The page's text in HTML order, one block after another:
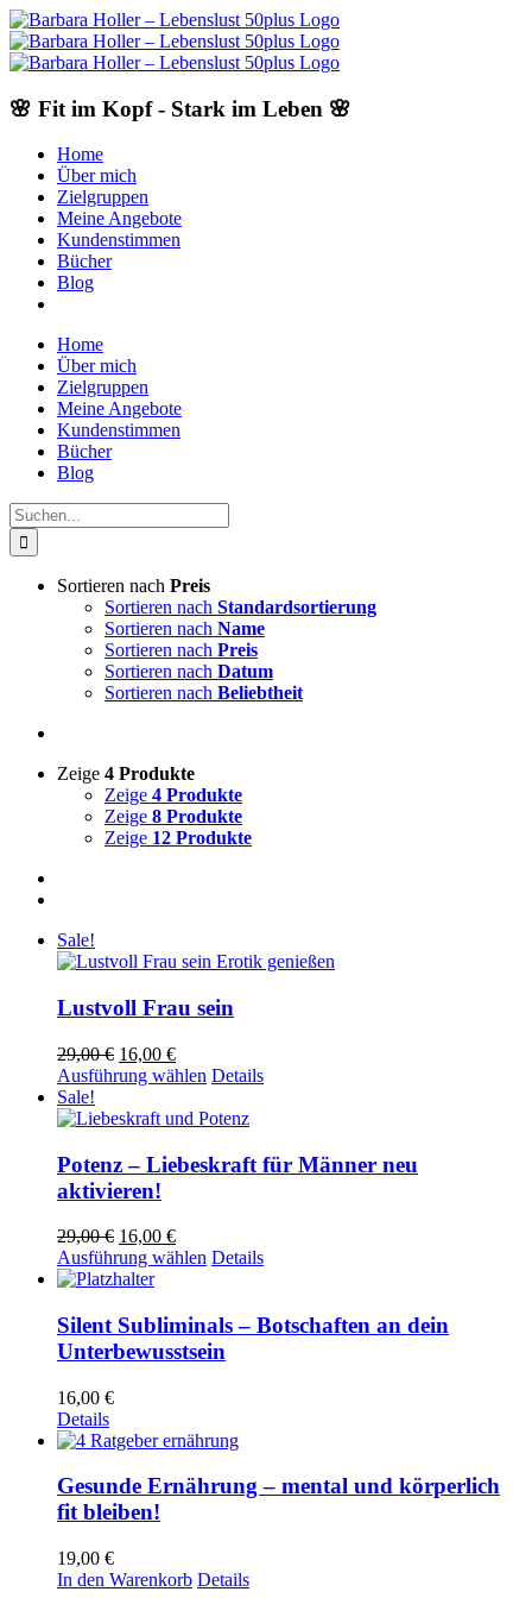
Skip
to
content
🌸 Fit im Kopf - Stark im Leben 🌸
Home
Über mich
Zielgruppen
Meine Angebote
Kundenstimmen
Bücher
Blog
Home
Über mich
Zielgruppen
Meine Angebote
Kundenstimmen
Bücher
Blog
Suche
nach:
Sortieren nach Preis
Sortieren nach Standardsortierung
Sortieren nach Name
Sortieren nach Preis
Sortieren nach Datum
Sortieren nach Beliebtheit
Zeige 4 Produkte
Zeige 4 Produkte
Zeige 8 Produkte
Zeige 12 Produkte
Sale!
Lustvoll Frau sein
29,00€ Ursprünglicher
Preis
29,00 €
16,00 €Aktueller
Preis
16,00 €.
Ausführung wählen Dieses
weist
Varianten
auf.
auf
gewählt
werden
Details
Sale!
Potenz – Liebeskraft für Männer neu
aktivieren!
29,00€ Ursprünglicher
Preis
war:
16,00 €Aktueller
Preis
Ausführung wählen Dieses
mehrere
Varianten
auf.
auf
Produktseite
Details
Silent Subliminals – Botschaften an dein
Unterbewusstsein
16,00 €
Details
Gesunde Ernährung – mental und körperlich
fit bleiben!
19,00 €
In den Warenkorb Details